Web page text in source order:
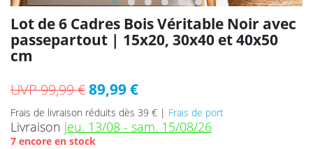
Lot de 6 Cadres Bois Véritable Noir avec
passepartout | 15x20, 30x40 et 40x50
cm
UVP 99,99 €89,99 €
Frais de livraison réduits dès 39 € | Frais de port
Livraison jeu. 13/08 - sam. 15/08/26
7 encore en stock